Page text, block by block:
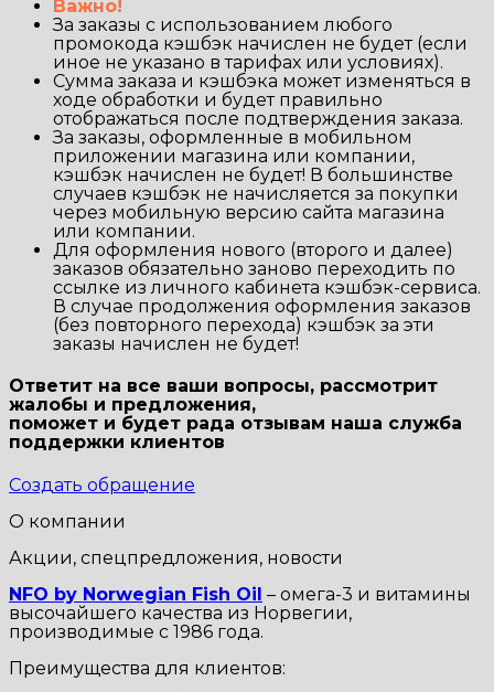
Важно!
За заказы с использованием любого
промокода кэшбэк начислен не будет (если
иное не указано в тарифах или условиях).
Сумма заказа и кэшбэка может изменяться в
ходе обработки и будет правильно
отображаться после подтверждения заказа.
За заказы, оформленные в мобильном
приложении магазина или компании,
кэшбэк начислен не будет! В большинстве
случаев кэшбэк не начисляется за покупки
через мобильную версию сайта магазина
или компании.
Для оформления нового (второго и далее)
заказов обязательно заново переходить по
ссылке из личного кабинета кэшбэк-сервиса.
В случае продолжения оформления заказов
(без повторного перехода) кэшбэк за эти
заказы начислен не будет!
Ответит на все ваши вопросы, рассмотрит
жалобы и предложения,
поможет и будет рада отзывам наша служба
поддержки клиентов
Создать обращение
О компании
Акции, спецпредложения, новости
NFO by Norwegian Fish Oil – омега-3 и витамины
высочайшего качества из Норвегии,
производимые с 1986 года.
Преимущества для клиентов: